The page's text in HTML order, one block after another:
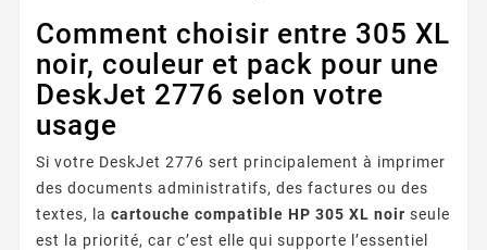
Comment choisir entre 305 XL
noir, couleur et pack pour une
DeskJet 2776 selon votre
usage
Si votre DeskJet 2776 sert principalement à imprimer
des documents administratifs, des factures ou des
textes, la cartouche compatible HP 305 XL noir seule
est la priorité, car c’est elle qui supporte l’essentiel